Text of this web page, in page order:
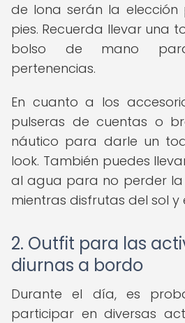
de lona serán la
pies. Recuerda llevar una
bolso de mano
pertenencias.
En cuanto a los
pulseras de cuentas o
náutico para darle un
look. También puedes
al agua para no perder la
mientras disfrutas del sol y
2. Outfit para las
diurnas a bordo
Durante el día, es
participar en diversas